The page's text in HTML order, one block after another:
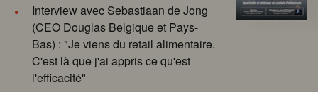
Interview avec Sebastiaan de Jong
(CEO Douglas Belgique et Pays-
Bas) : "Je viens du retail alimentaire.
C'est là que j'ai appris ce qu'est
l'efficacité"